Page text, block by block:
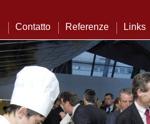
Contatto Referenze Links